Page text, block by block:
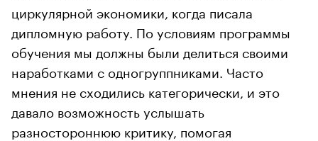
циркулярной экономики, когда писала
дипломную работу. По условиям программы
обучения мы должны были делиться своими
наработками с одногруппниками. Часто
мнения не сходились категорически, и это
давало возможность услышать
разностороннюю критику, помогая